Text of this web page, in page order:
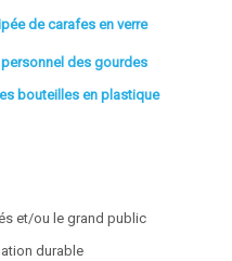
de carafes en verre
des gourdes
bouteilles en plastique
et/ou le grand public
durable